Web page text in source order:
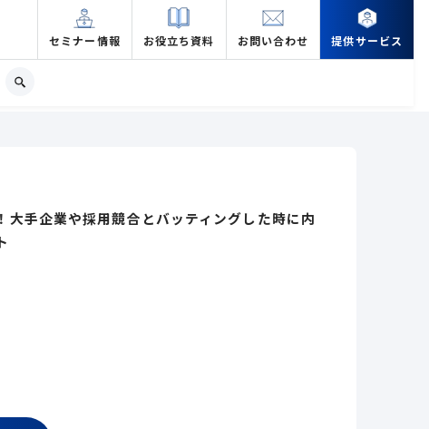
セミナー情報 お役立ち資料 お問い合わせ 提供サービス
大手企業や採用競合とバッティングした時に内